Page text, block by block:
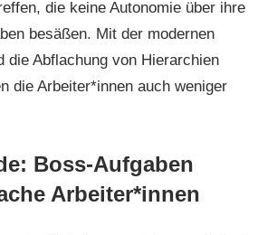
die keine Autonomie über ihre
besäßen. Mit der modernen
die Abflachung von Hierarchien
die Arbeiter*innen auch weniger
Boss-Aufgaben
Arbeiter*innen